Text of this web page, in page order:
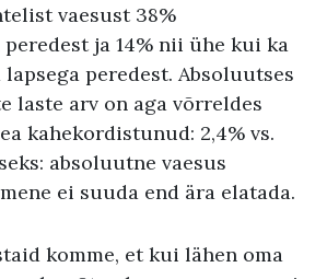
vaesust 38%
ja 14% nii ühe kui ka
peredest. Absoluutses
laste arv on aga võrreldes
kahekordistunud: 2,4% vs.
absoluutne vaesus
ei suuda end ära elatada.
komme, et kui lähen oma